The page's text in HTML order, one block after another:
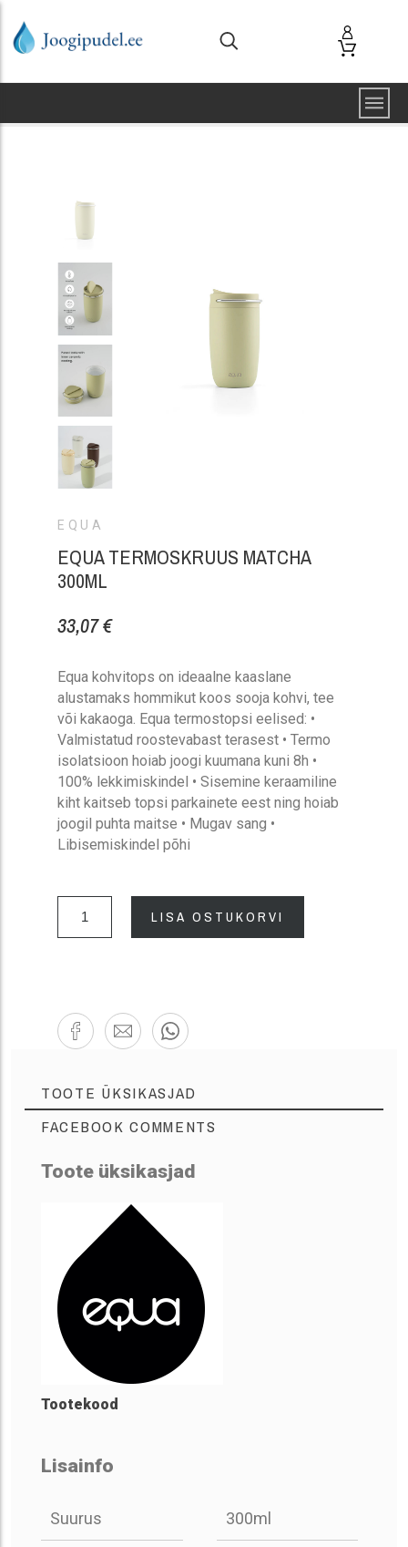
EQUA
EQUA TERMOSKRUUS MATCHA
300ML
33,07 €
Equa kohvitops on ideaalne kaaslane
alustamaks hommikut koos sooja kohvi, tee
või kakaoga. Equa termostopsi eelised: •
Valmistatud roostevabast terasest • Termo
isolatsioon hoiab joogi kuumana kuni 8h •
100% lekkimiskindel • Sisemine keraamiline
kiht kaitseb topsi parkainete eest ning hoiab
joogil puhta maitse • Mugav sang •
Libisemiskindel põhi
LISA OSTUKORVI
TOOTE ÜKSIKASJAD
FACEBOOK COMMENTS
Toote üksikasjad
Tootekood
Lisainfo
Suurus 300ml